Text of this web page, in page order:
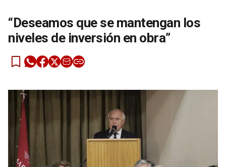
“Deseamos que se mantengan los
niveles de inversión en obra”